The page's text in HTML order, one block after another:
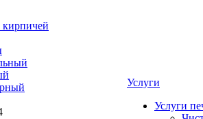
Услуги
Услуги